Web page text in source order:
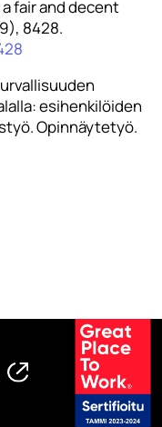
fair and decent
8428.
esihenkilöiden
Opinnäytetyö.